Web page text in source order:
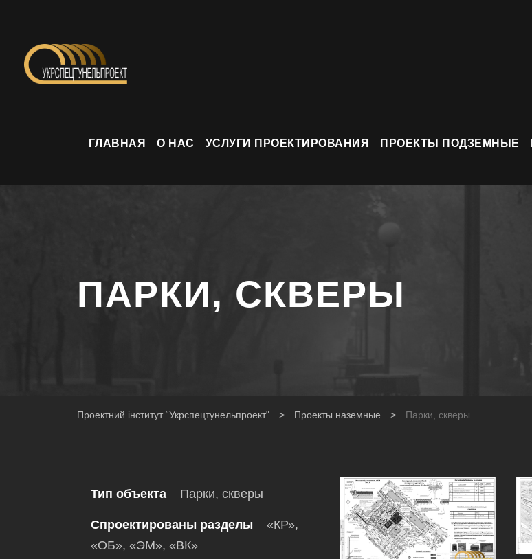
ГЛАВНАЯ О НАС УСЛУГИ ПРОЕКТИРОВАНИЯ ПРОЕКТЫ ПОДЗЕМНЫЕ
ПАРКИ, СКВЕРЫ
Проектний інститут “Укрспецтунельпроект" > Проекты наземные > Парки, скверы
Тип объекта Парки, скверы
Спроектированы разделы
«КР»,
«ОБ», «ЭМ», «ВК»